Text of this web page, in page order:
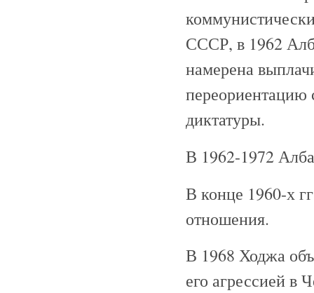
СССР, в 1962
намерена
переориентацию
диктатуры.
В 1962-1972
В конце 1960-х
отношения.
В 1968 Ходжа
его агрессией в